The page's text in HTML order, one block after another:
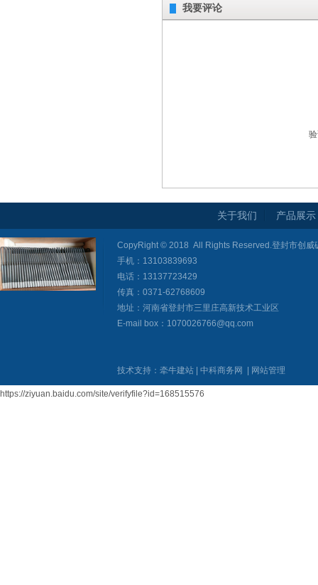
我要评论
关于我们 产品展示
CopyRight © 2018 All Rights Reserved.登封市创威
手机：13103839693
电话：13137723429
传真：0371-62768609
地址：河南省登封市三里庄高新技术工业区
E-mail box：1070026766@qq.com
技术支持： 牵牛建站 中科商务网 网站管理
https://ziyuan.baidu.com/site/verifyfile?id=168515576